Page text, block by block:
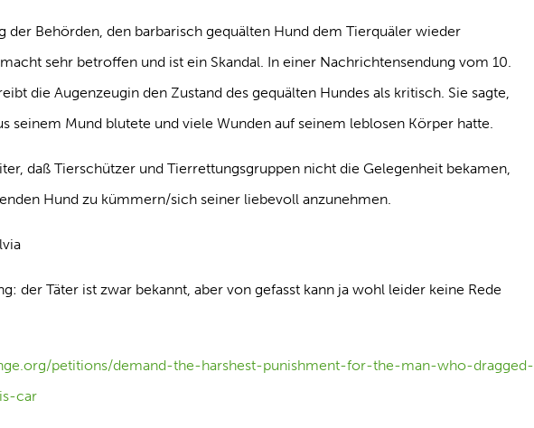
der Behörden, den barbarisch gequälten Hund dem Tierquäler wieder
sehr betroffen und ist ein Skandal. In einer Nachrichtensendung vom 10.
die Augenzeugin den Zustand des gequälten Hundes als kritisch. Sie sagte,
seinem Mund blutete und viele Wunden auf seinem leblosen Körper hatte.
daß Tierschützer und Tierrettungsgruppen nicht die Gelegenheit bekamen,
Hund zu kümmern/sich seiner liebevoll anzunehmen.
der Täter ist zwar bekannt, aber von gefasst kann ja wohl leider keine Rede
petitions/demand-the-harshest-punishment-for-the-man-who-dragged-
car